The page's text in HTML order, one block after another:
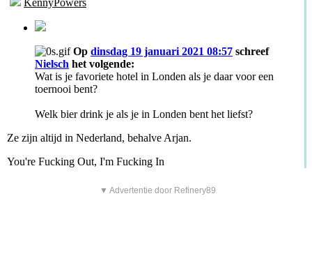
KennyPowers
Op dinsdag 19 januari 2021 08:57 schreef
Nielsch het volgende:
Wat is je favoriete hotel in Londen als je daar voor een
toernooi bent?
Welk bier drink je als je in Londen bent het liefst?
Ze zijn altijd in Nederland, behalve Arjan.
You're Fucking Out, I'm Fucking In
▼ Advertentie door Refinery89